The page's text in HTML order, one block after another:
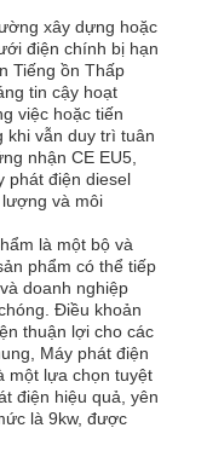
xây dựng hoặc
điện chính bị hạn
Tiếng ồn Thấp
tin cậy hoạt
việc hoặc tiến
khi vẫn duy trì tuân
nhận CE EU5,
phát điện diesel
và môi
là một bộ và
phẩm có thể tiếp
doanh nghiệp
Điều khoản
thuận lợi cho các
Máy phát điện
một lựa chọn tuyệt
điện hiệu quả, yên
là 9kw, được